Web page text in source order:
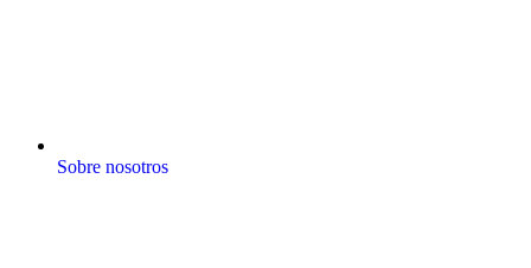
Sobre nosotros